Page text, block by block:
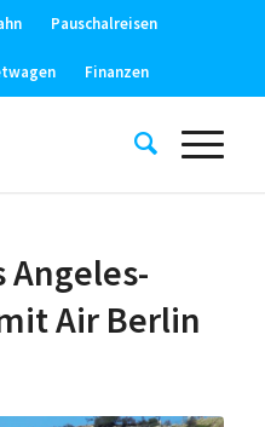
Pauschalreisen
Finanzen
Angeles-
Air Berlin